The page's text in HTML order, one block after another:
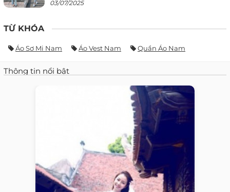
03/07/2025
TỪ KHÓA
Áo Sơ Mi Nam Áo Vest Nam Quần Áo Nam
Thông tin nổi bật